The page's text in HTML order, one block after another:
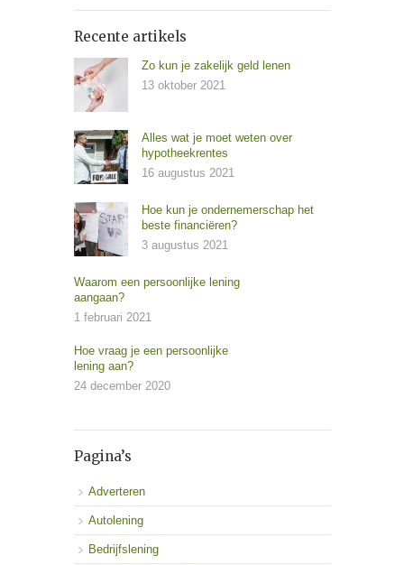
Recente artikels
Zo kun je zakelijk geld lenen
13 oktober 2021
Alles wat je moet weten over
hypotheekrentes
16 augustus 2021
Hoe kun je ondernemerschap het
beste financiëren?
3 augustus 2021
Waarom een persoonlijke lening
aangaan?
1 februari 2021
Hoe vraag je een persoonlijke
lening aan?
24 december 2020
Pagina’s
Adverteren
Autolening
Bedrijfslening